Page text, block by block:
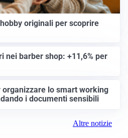
originali per scoprire
nei barber shop: +11,6% per
lo smart working
i documenti sensibili
Altre notizie